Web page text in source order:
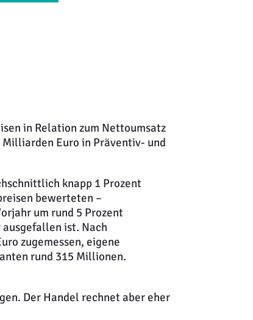
in Relation zum Nettoumsatz
Euro in Präventiv- und
knapp 1 Prozent
bewerteten –
um rund 5 Prozent
ist. Nach
zugemessen, eigene
rund 315 Millionen.
Der Handel rechnet aber eher